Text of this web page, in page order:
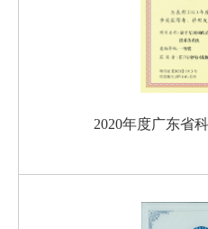
2020年度广东省